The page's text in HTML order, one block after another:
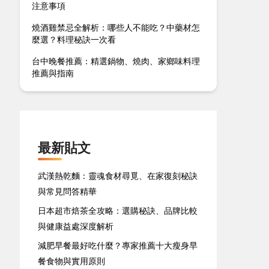
注意事項
燒酒雞禁忌全解析：哪些人不能吃？中藥材怎
麼選？料理秘訣一次看
台中晚餐推薦：精選鍋物、燒肉、家鄉味料理
推薦與指南
最新貼文
武漢熱乾麵：靈魂食材尋覓、在家復刻秘訣
與常見問答精華
日本超市焙茶全攻略：選購秘訣、品牌比較
與健康益處深度解析
減肥早餐最好吃什麼？專家推薦十大瘦身早
餐食物與實用原則